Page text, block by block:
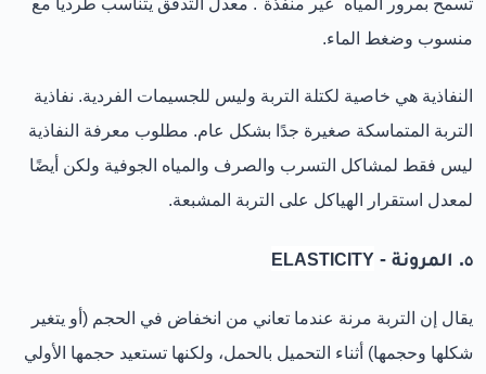
منسوب وضغط الماء.
النفاذية هي خاصية لكتلة التربة وليس للجسيمات الفردية. نفاذية
التربة المتماسكة صغيرة جدًا بشكل عام. مطلوب معرفة النفاذية
ليس فقط لمشاكل التسرب والصرف والمياه الجوفية ولكن أيضًا
لمعدل استقرار الهياكل على التربة المشبعة.
٥. المرونة - ELASTICITY
يقال إن التربة مرنة عندما تعاني من انخفاض في الحجم (أو يتغير
شكلها وحجمها) أثناء التحميل بالحمل، ولكنها تستعيد حجمها الأولي